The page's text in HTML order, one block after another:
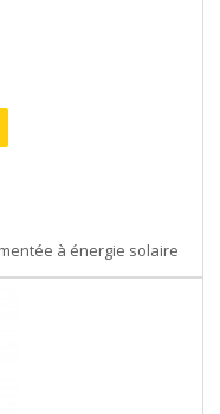
à énergie solaire